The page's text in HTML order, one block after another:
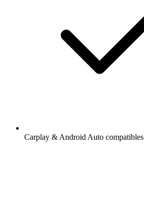
Carplay & Android Auto compatibles